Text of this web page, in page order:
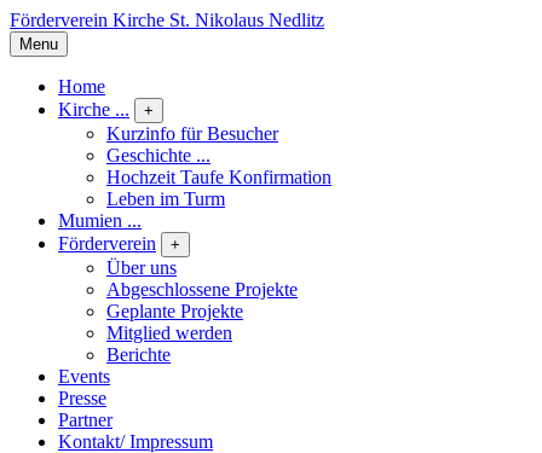
Förderverein Kirche St. Nikolaus Nedlitz
Menu
Home
Kirche ...
+
Kurzinfo für Besucher
Geschichte ...
Hochzeit Taufe Konfirmation
Leben im Turm
Mumien ...
Förderverein
+
Über uns
Abgeschlossene Projekte
Geplante Projekte
Mitglied werden
Berichte
Events
Presse
Partner
Kontakt/ Impressum